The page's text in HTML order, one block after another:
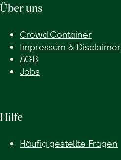
Über uns
Crowd Container
Impressum & Disclaimer
AGB
Jobs
Hilfe
Häufig gestellte Fragen